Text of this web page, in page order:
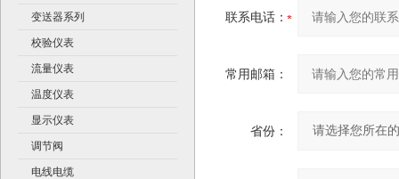
变送器系列
校验仪表
流量仪表
温度仪表
显示仪表
调节阀
电线电缆
联系电话：
常用邮箱：
省份：